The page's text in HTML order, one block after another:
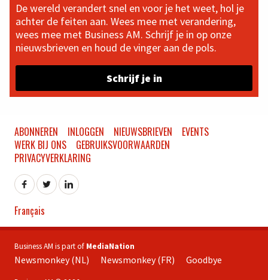
De wereld verandert snel en voor je het weet, hol je
achter de feiten aan. Wees mee met verandering,
wees mee met Business AM. Schrijf je in op onze
nieuwsbrieven en houd de vinger aan de pols.
Schrijf je in
ABONNEREN INLOGGEN NIEUWSBRIEVEN
EVENTS
WERK BIJ ONS
GEBRUIKSVOORWAARDEN
PRIVACYVERKLARING
Français
Business AM is part of MediaNation
Newsmonkey (NL) Newsmonkey (FR) Goodbye